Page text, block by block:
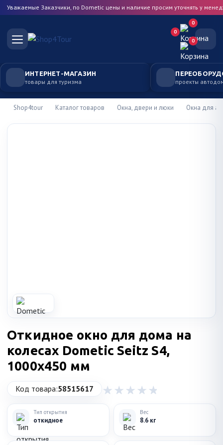
Уважаемые Заказчики, по Dometic цены и наличие просим уточнять у
0
0
0
ИНТЕРНЕТ-МАГАЗИН
товары для туризма проекты
Shop4tour Каталог товаров Окна, двери и люки Окна для
Откидное окно для дома на
колесах Dometic Seitz S4,
1000x450 мм
Код товара:58515617
Тип открытия
откидное
Вес
8.6 кг